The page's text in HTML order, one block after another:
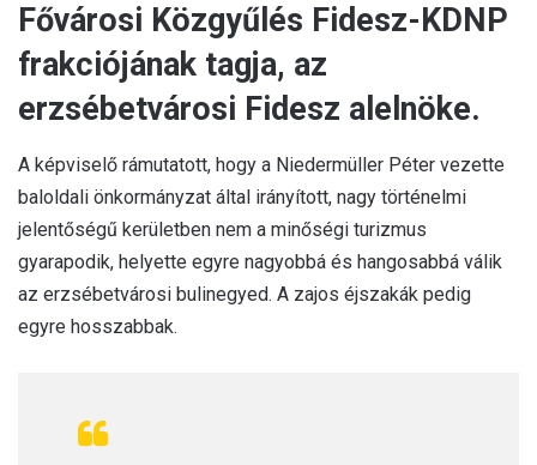
Fővárosi Közgyűlés Fidesz-KDNP
frakciójának tagja, az
erzsébetvárosi Fidesz alelnöke.
A képviselő rámutatott, hogy a Niedermüller Péter vezette
baloldali önkormányzat által irányított, nagy történelmi
jelentőségű kerületben nem a minőségi turizmus
gyarapodik, helyette egyre nagyobbá és hangosabbá válik
az erzsébetvárosi bulinegyed. A zajos éjszakák pedig
egyre hosszabbak.